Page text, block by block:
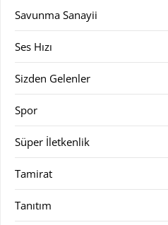
Savunma Sanayii
Ses Hızı
Sizden Gelenler
Spor
Süper İletkenlik
Tamirat
Tanıtım